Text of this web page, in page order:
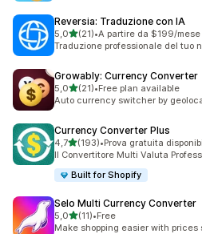
Reversia: Traduzione con IA
5,0stelle su 5
(21)
21 recensioni totali
•A partire da $199/mese
Traduzione professionale del tuo
Growably: Currency Converter
5,0stelle su 5
(21)
21 recensioni totali
•Free plan available
Auto currency switcher by
Currency Converter Plus
4,7stelle su 5
(193)
193 recensioni totali
•Prova gratuita
Il Convertitore Multi Valuta
Built for Shopify
Selo Multi Currency Converter
5,0stelle su 5
(11)
11 recensioni totali
•Free
Make shopping easier with